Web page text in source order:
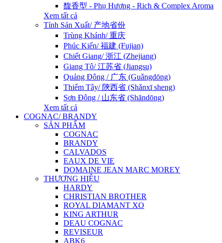
馥香型 - Phụ Hương - Rich & Complex Aroma
Xem tất cả
Tỉnh Sản Xuất/ 产地省份
Trùng Khánh/ 重庆
Phúc Kiến/ 福建 (Fujian)
Chiết Giang/ 浙江 (Zhejiang)
Giang Tô/ 江苏省 (Jiangsu)
Quảng Đông / 广东 (Guǎngdōng)
Thiểm Tây/ 陝西省 (Shǎnxī sheng)
Sơn Đông / 山东省 (Shāndōng)
Xem tất cả
COGNAC/ BRANDY
SẢN PHẨM
COGNAC
BRANDY
CALVADOS
EAUX DE VIE
DOMAINE JEAN MARC MOREY
THƯƠNG HIỆU
HARDY
CHRISTIAN BROTHER
ROYAL DIAMANT XO
KING ARTHUR
DEAU COGNAC
REVISEUR
ABK6